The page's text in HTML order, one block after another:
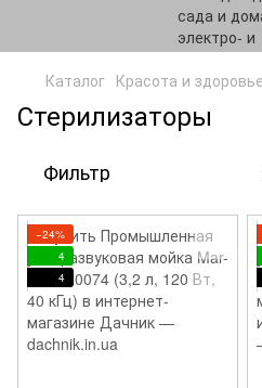
Каталог Красота и здоровье
Стерилизаторы
Фильтр
−24%
4
4